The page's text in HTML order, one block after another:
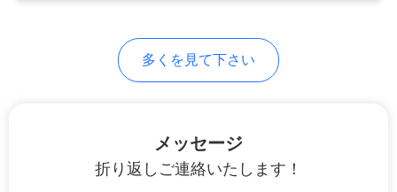
HVACバルブ
多くを見て下さい
メッセージ
折り返しご連絡いたします！